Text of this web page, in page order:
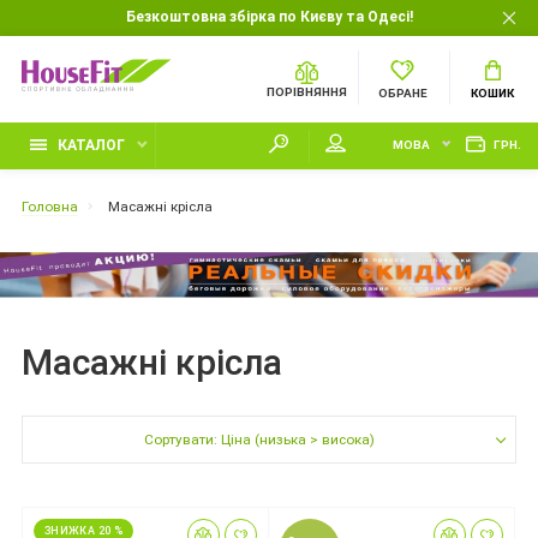
Безкоштовна збірка по Києву та Одесі!
ПОРІВНЯННЯ ОБРАНЕ КОШИК
КАТАЛОГ МОВА ГРН.
Головна Масажні крісла
Масажні крісла
Сортувати: Ціна (низька > висока)
ЗНИЖКА 20 %